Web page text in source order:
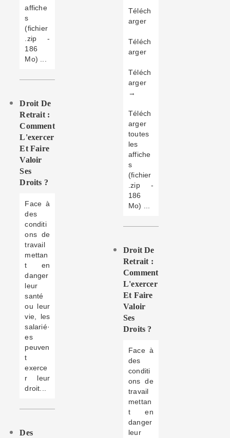
affiche
s
(fichier
.zip -
186
Mo) ...
Droit De
Retrait :
Comment
L'exercer
Et Faire
Valoir
Ses
Droits ?
Face à
des
conditi
ons de
travail
mettan
t en
danger
leur
santé
ou leur
vie, les
salarié·
es
peuven
t
exerce
r leur
droit...
Des
Téléch
arger
Téléch
arger
Téléch
arger
→
Téléch
arger
toutes
les
affiche
s
(fichier
.zip -
186
Mo) ...
Droit De
Retrait :
Comment
L'exercer
Et Faire
Valoir
Ses
Droits ?
Face à
des
conditi
ons de
travail
mettan
t en
danger
leur